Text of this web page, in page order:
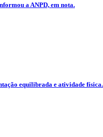
a ANPD, em nota.
equilibrada e atividade